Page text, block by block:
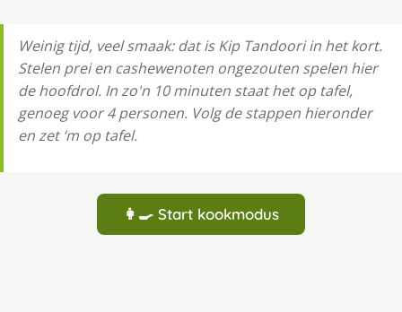
Weinig tijd, veel smaak: dat is Kip Tandoori in het kort.
Stelen prei en cashewenoten ongezouten spelen hier
de hoofdrol. In zo'n 10 minuten staat het op tafel,
genoeg voor 4 personen. Volg de stappen hieronder
en zet ‘m op tafel.
👩‍🍳 Start kookmodus